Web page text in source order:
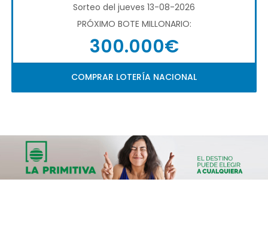
Sorteo del jueves 13-08-2026
PRÓXIMO BOTE MILLONARIO:
300.000€
COMPRAR LOTERÍA NACIONAL